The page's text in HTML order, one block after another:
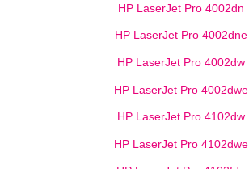
HP LaserJet Pro 4002dn
HP LaserJet Pro 4002dne
HP LaserJet Pro 4002dw
HP LaserJet Pro 4002dwe
HP LaserJet Pro 4102dw
HP LaserJet Pro 4102dwe